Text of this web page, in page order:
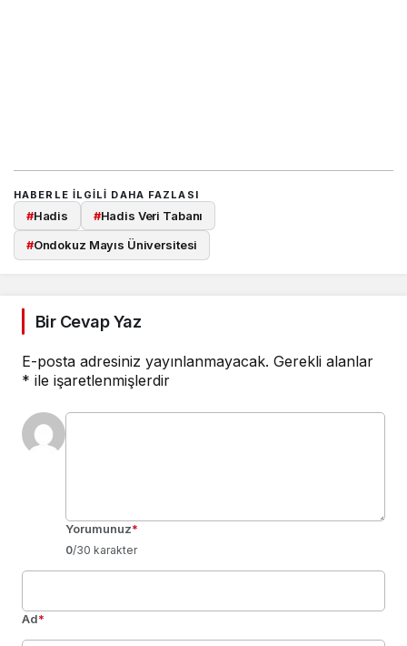
HABERLE ILGILI DAHA FAZLASI
#Hadis #Hadis Veri Tabanı
#Ondokuz Mayıs Üniversitesi
Bir Cevap Yaz
E-posta adresiniz yayınlanmayacak. Gerekli alanlar
* ile işaretlenmişlerdir
Yorumunuz*
0/30 karakter
Ad*